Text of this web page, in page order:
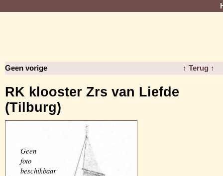
Geen vorige ↑ Terug ↑
RK klooster Zrs van Liefde
(Tilburg)
Geen
foto
beschikbaar